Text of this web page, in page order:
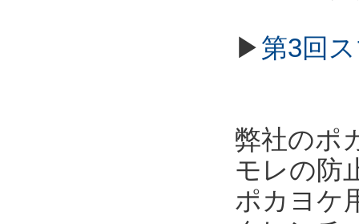
▶第3回
弊社のポ
モレの防
ポカヨケ